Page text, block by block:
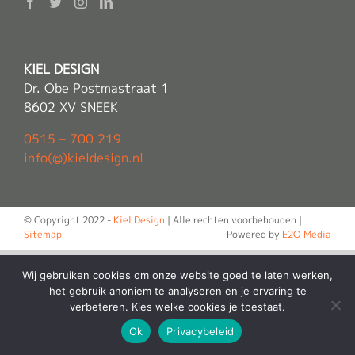
KIEL DESIGN
Dr. Obe Postmastraat 1
8602 XV SNEEK
0515 – 700 219
info(@)kieldesign.nl
© Copyright 2022 - Kiel Design | Alle rechten voorbehouden |
Sitemap
Powered by E2O Media
Wij gebruiken cookies om onze website goed te laten werken,
het gebruik anoniem te analyseren en je ervaring te
verbeteren. Kies welke cookies je toestaat.
Ok
Privacybeleid